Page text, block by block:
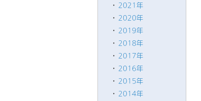
2021年
2020年
2019年
2018年
2017年
2016年
2015年
2014年